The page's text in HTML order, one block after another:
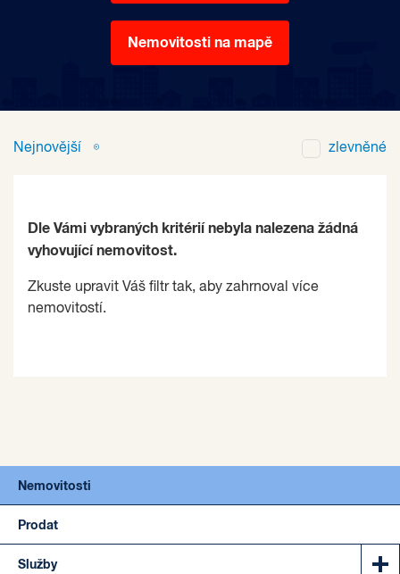
Nemovitosti na mapě
Nejnovější zlevněné
Dle Vámi vybraných kritérií nebyla nalezena žádná
vyhovující nemovitost.
Zkuste upravit Váš filtr tak, aby zahrnoval více
nemovitostí.
Nemovitosti
Prodat
Služby